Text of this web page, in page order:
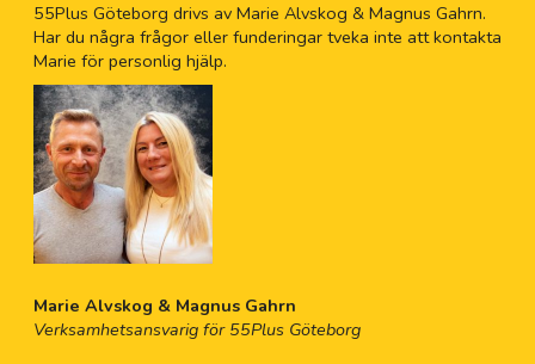
55Plus Göteborg drivs av Marie Alvskog & Magnus Gahrn.
Har du några frågor eller funderingar tveka inte att kontakta
Marie för personlig hjälp.
Marie Alvskog & Magnus Gahrn
Verksamhetsansvarig för 55Plus Göteborg